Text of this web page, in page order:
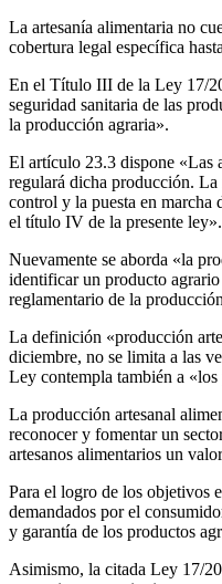
La artesanía alimentaria no
cobertura legal específica
En el Título III de la Ley 17/
seguridad sanitaria de las
la producción agraria».
El artículo 23.3 dispone «Las
regulará dicha producción.
control y la puesta en marcha
el título IV de la presente ley».
Nuevamente se aborda «la
identificar un producto
reglamentario de la
La definición «producción
diciembre, no se limita a las
Ley contempla también a
La producción artesanal
reconocer y fomentar un
artesanos alimentarios un
Para el logro de los objetivos
demandados por el
y garantía de los productos
Asimismo, la citada Ley 17/